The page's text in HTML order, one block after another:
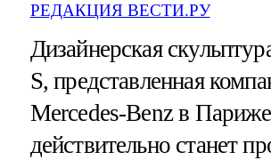
РЕДАКЦИЯ ВЕСТИ.РУ
Дизайнерская
S, представленная
Mercedes-Benz в
действительно станет